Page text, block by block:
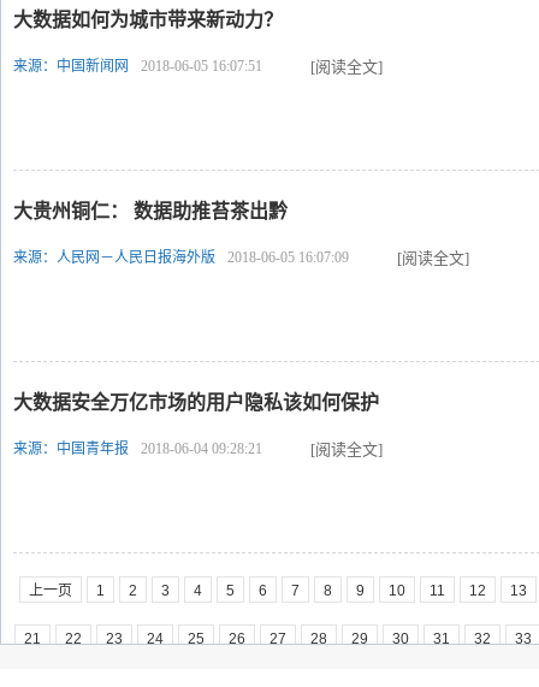
大数据如何为城市带来新动力？
来源：中国新闻网 2018-06-05 16:07:51 [阅读全文]
大贵州铜仁： 数据助推苔茶出黔
来源：人民网－人民日报海外版 2018-06-05 16:07:09 [阅读全文]
大数据安全万亿市场的用户隐私该如何保护
来源：中国青年报 2018-06-04 09:28:21 [阅读全文]
上一页 1 2 3 4 5 6 7 8 9 10 11 12 13
21 22 23 24 25 26 27 28 29 30 31 32 33